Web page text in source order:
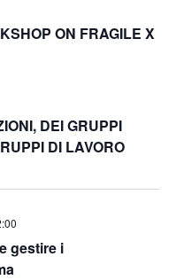
n
i
R
i
a
n
a
ON FRAGILE X
DEI GRUPPI
DI LAVORO
gestire i